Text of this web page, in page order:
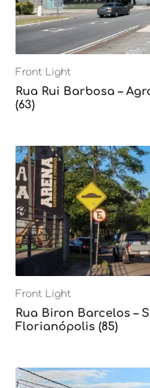
Front Light
Rua Rui Barbosa –
(63)
Front Light
Rua Biron Barcelos –
Florianópolis (85)